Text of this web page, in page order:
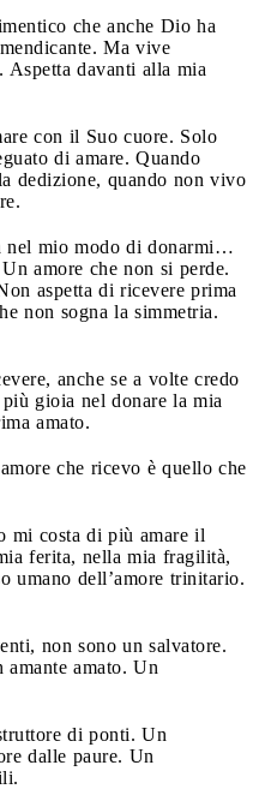
che anche Dio ha
Ma vive
Aspetta davanti alla mia
con il Suo cuore. Solo
di amare. Quando
dedizione, quando non vivo
nel mio modo di donarmi…
amore che non si perde.
aspetta di ricevere prima
non sogna la simmetria.
anche se a volte credo
gioia nel donare la mia
amato.
che ricevo è quello che
mi costa di più amare il
ferita, nella mia fragilità,
umano dell’amore trinitario.
non sono un salvatore.
amato. Un
di ponti. Un
dalle paure. Un